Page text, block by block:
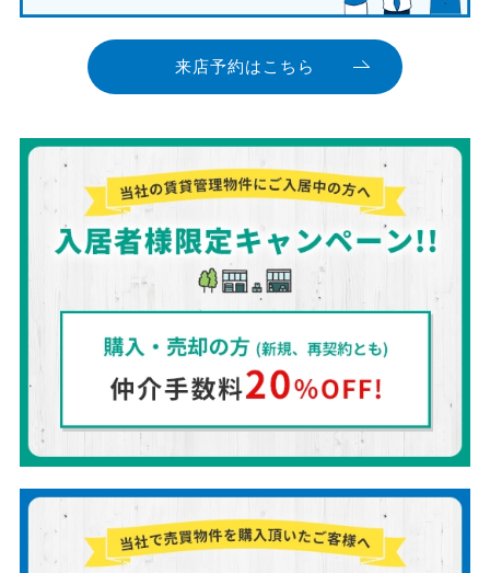
来店予約はこちら